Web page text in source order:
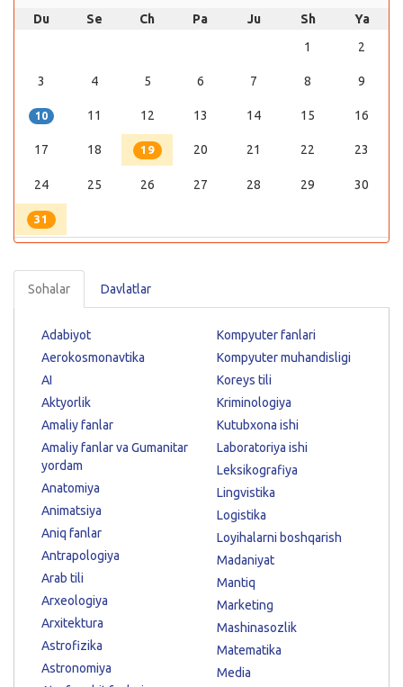
Du Se Ch Pa Ju Sh
Ya
1
2
3 4 5 6 7 8 9
10 11 12 13 14 15 16
17 18 19 20 21 22 23
24 25 26 27 28 29 30
31
Sohalar Davlatlar
Adabiyot
Aerokosmonavtika
AI
Aktyorlik
Amaliy fanlar
Amaliy fanlar va Gumanitar
yordam
Anatomiya
Animatsiya
Aniq fanlar
Antrapologiya
Arab tili
Arxeologiya
Arxitektura
Astrofizika
Astronomiya
Kompyuter fanlari
Kompyuter muhandisligi
Koreys tili
Kriminologiya
Kutubxona ishi
Laboratoriya ishi
Leksikografiya
Lingvistika
Logistika
Loyihalarni boshqarish
Madaniyat
Mantiq
Marketing
Mashinasozlik
Matematika
Media